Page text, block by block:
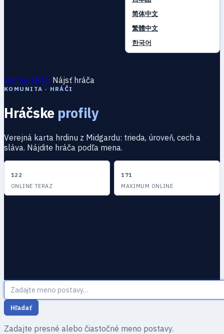
简体中文
繁體中文
한국어
Domov Hráči Nájsť hráča
KOMUNITA · HRÁČI
Hráčske profily
Verejná karta hrdinu z Midgardu: trieda, úroveň, cech a
sláva. Nájdite hráča podľa mena.
122
ONLINE TERAZ
171
MAXIMUM ONLINE
Hľadať
Zadajte presné alebo čiastočné meno postavy.